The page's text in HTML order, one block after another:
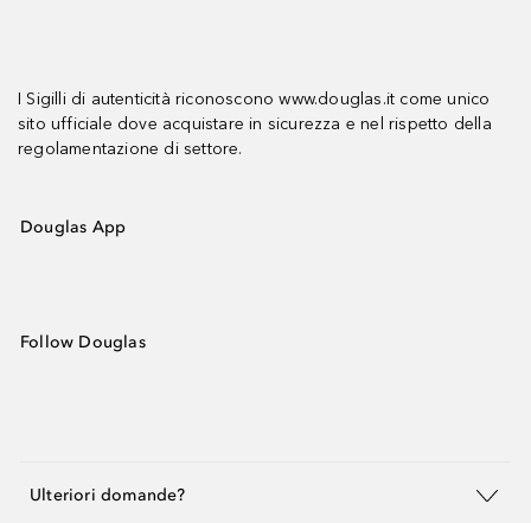
I Sigilli di autenticità riconoscono www.douglas.it come unico
sito ufficiale dove acquistare in sicurezza e nel rispetto della
regolamentazione di settore.
Douglas App
Follow Douglas
Ulteriori domande?